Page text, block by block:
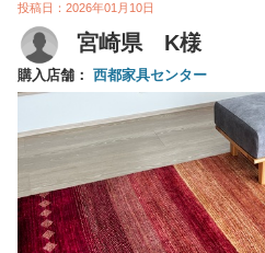
投稿日：2026年01月10日
宮崎県 K様
購入店舗： 西都家具センター